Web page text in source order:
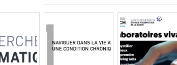
Page
(faculté,département,école)
Site
l’unité
LinkedInProfil
Facebook
Autre
site
web